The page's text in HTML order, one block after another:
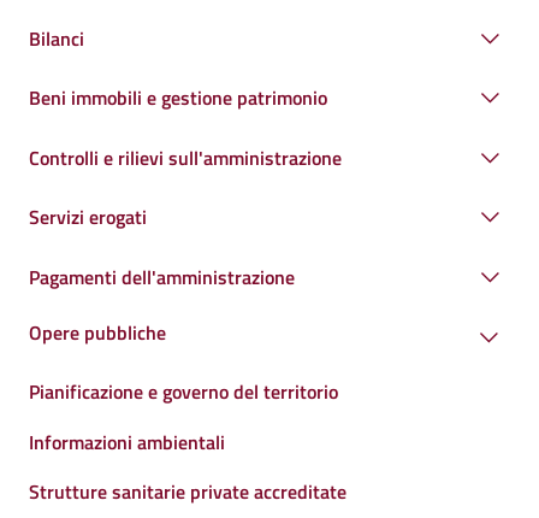
Bilanci
Beni immobili e gestione patrimonio
Controlli e rilievi sull'amministrazione
Servizi erogati
Pagamenti dell'amministrazione
Opere pubbliche
Pianificazione e governo del territorio
Informazioni ambientali
Strutture sanitarie private accreditate